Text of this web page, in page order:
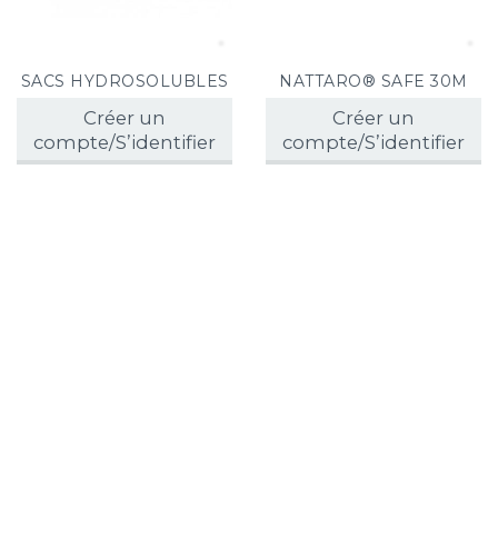
SACS HYDROSOLUBLES
Créer un
compte/S’identifier
NATTARO® SAFE 30M
Créer un
compte/S’identifier